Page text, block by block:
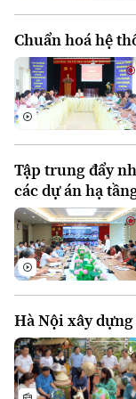
Tư vấn sức khỏe
Golf
Tin tức
Sao
Điện ảnh
Âm nhạc
Đã phát sóng
Chuẩn hoá hệ
Tập trung đẩy
các dự án hạ
Hà Nội xây